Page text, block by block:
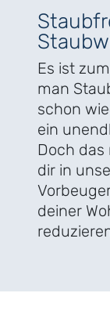
Es ist
man
schon
ein
Doch das
dir in
deiner